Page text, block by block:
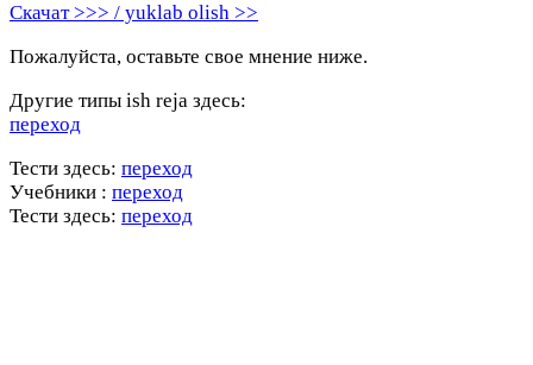
Скачат >>> / yuklab olish >>
Пожалуйста, оставьте свое мнение ниже.
Другие типы ish reja здесь:
переход
Тести здесь: переход
Учебники : переход
Тести здесь: переход